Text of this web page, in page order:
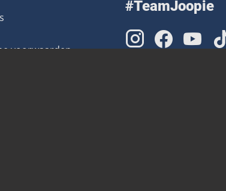
voorwaarden
#TeamJoopie
Made with